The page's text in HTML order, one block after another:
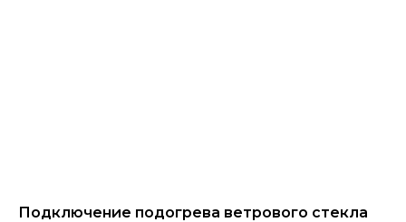
Подключение подогрева ветрового стекла